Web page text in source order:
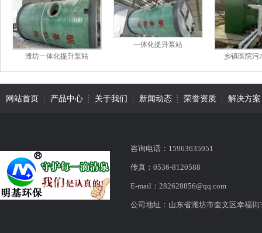
潍坊一体化提升泵站
一体化提升泵站
乡镇医院污
网站首页 产品中心 关于我们 新闻动态 荣誉资质 解决方案
咨询电话：15963635951
传真：0536-8120588
E-mail：282628856@qq.com
公司地址：山东省潍坊市奎文区幸福街